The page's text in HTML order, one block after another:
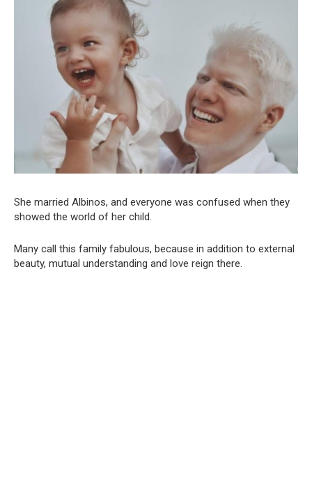
She married Albinos, and everyone was confused when they
showed the world of her child.
Many call this family fabulous, because in addition to external
beauty, mutual understanding and love reign there.